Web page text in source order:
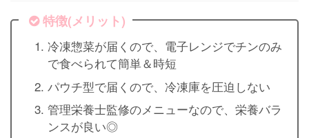
特徴(メリット)
冷凍惣菜が届くので、電子レンジでチンのみ
で食べられて簡単＆時短
パウチ型で届くので、冷凍庫を圧迫しない
管理栄養士監修のメニューなので、栄養バラ
ンスが良い◎